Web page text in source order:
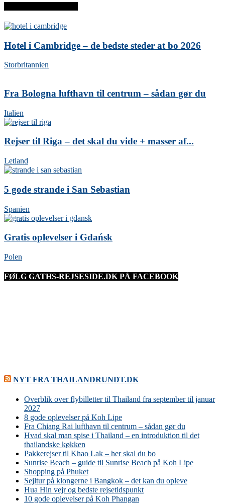
Hotel i Cambridge – de bedste steder at bo 2026
Storbritannien
Fra Bologna lufthavn til centrum – sådan gør du
Italien
Rejser til Riga – det skal du vide + masser af...
Letland
5 gode strande i San Sebastian
Spanien
Gratis oplevelser i Gdańsk
Polen
FØLG GATHS-REJSESIDE.DK PÅ FACEBOOK
NYT FRA THAILANDRUNDT.DK
Overblik over flybilletter til Thailand fra september til januar
2027
8 gode oplevelser på Koh Lipe
Fra Chiang Rai lufthavn til centrum – sådan gør du
Hvad skal man spise i Thailand – en introduktion til det
thailandske køkken
Pakkerejser til Khao Lak – her skal du bo
Sunrise Beach – guide til Sunrise Beach på Koh Lipe
Shopping på Phuket
Sejltur på klongerne i Bangkok – det kan du opleve
Hua Hin vejr og bedste rejsetidspunkt
10 gode oplevelser på Koh Phangan